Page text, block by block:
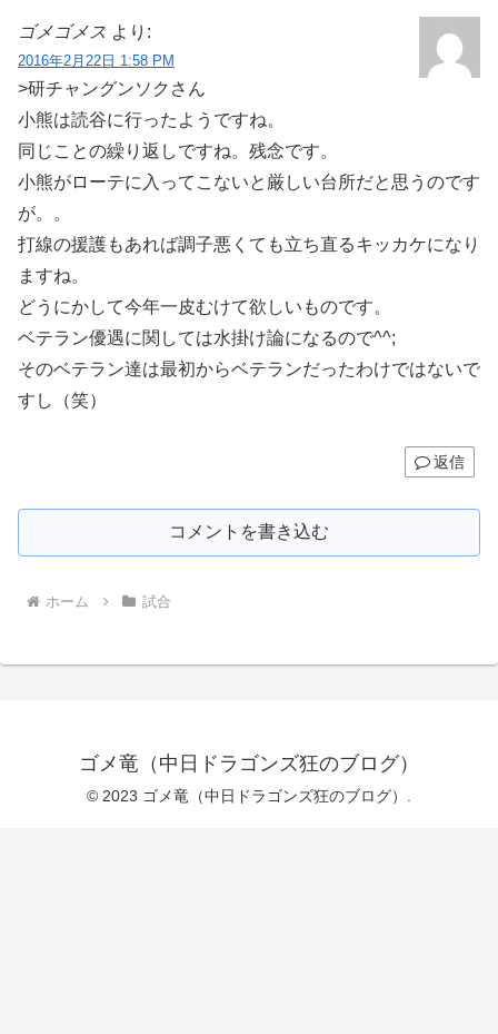
ゴメゴメス より:
2016年2月22日 1:58 PM
>研チャングンソクさん
小熊は読谷に行ったようですね。
同じことの繰り返しですね。残念です。
小熊がローテに入ってこないと厳しい台所だと思うのです
が。。
打線の援護もあれば調子悪くても立ち直るキッカケになり
ますね。
どうにかして今年一皮むけて欲しいものです。
ベテラン優遇に関しては水掛け論になるので^^;
そのベテラン達は最初からベテランだったわけではないで
すし（笑）
返信
コメントを書き込む
ホーム 試合
ゴメ竜（中日ドラゴンズ狂のブログ）
© 2023 ゴメ竜（中日ドラゴンズ狂のブログ）.